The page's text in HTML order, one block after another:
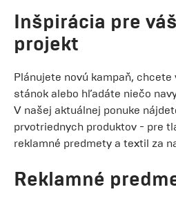
Inšpirácia pre
projekt
Plánujete novú kampaň,
stánok alebo hľadáte niečo
V našej aktuálnej ponuke
prvotriednych produktov - pre
reklamné predmety a textil za
Reklamné